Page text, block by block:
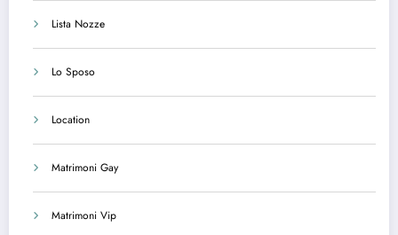
Lista Nozze
Lo Sposo
Location
Matrimoni Gay
Matrimoni Vip